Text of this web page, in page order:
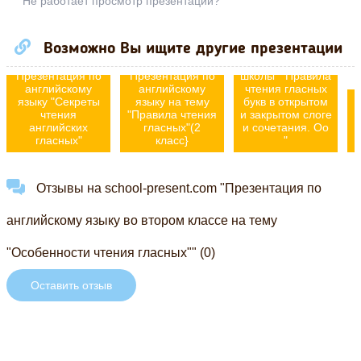
Возможно Вы ищите другие презентации
Презентация по
английскому
языку "Секреты
чтения
английских
гласных"
Презентация по
английскому
языку на тему
"Правила чтения
гласных"(2
класс}
языку для
начальной
школы " Правила
чтения гласных
букв в открытом
и закрытом слоге
и сочетания. Oo
"
Отзывы на school-present.com "Презентация по
английскому языку во втором классе на тему
"Особенности чтения гласных"" (0)
Оставить отзыв